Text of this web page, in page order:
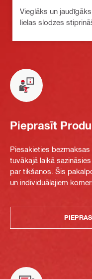
Vieglāks un
lielas slodzes
Pieprasīt
Piesakieties
tuvākajā laikā
par tikšanos. Šis
un individuālajiem